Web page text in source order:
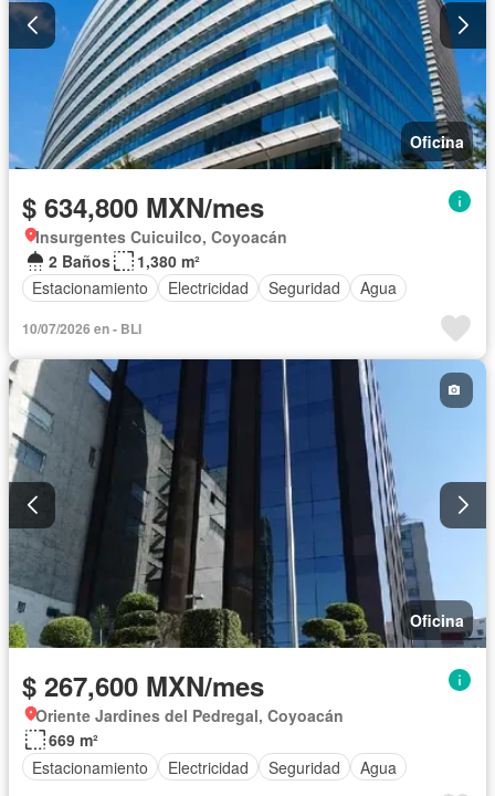
Oficina
$ 634,800 MXN/mes
Insurgentes Cuicuilco, Coyoacán
2 Baños
1,380 m²
Estacionamiento
Electricidad Seguridad Agua
10/07/2026 en - BLI
Oficina
$ 267,600 MXN/mes
Oriente Jardines del Pedregal, Coyoacán
669 m²
Estacionamiento
Electricidad Seguridad Agua